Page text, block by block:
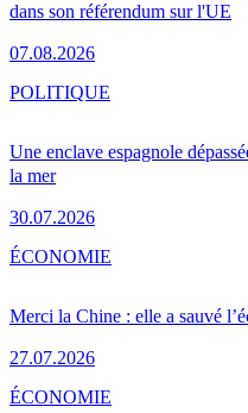
dans son référendum sur l'UE
07.08.2026
Une enclave espagnole
la mer
30.07.2026
POLITIQUE
Merci la Chine : elle a sauvé
27.07.2026
ÉCONOMIE
ÉCONOMIE